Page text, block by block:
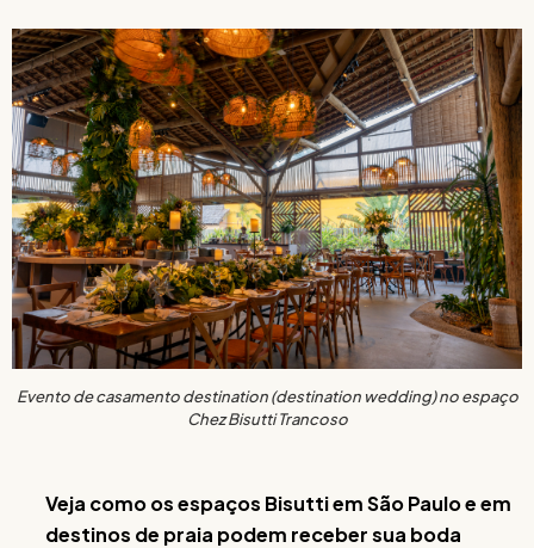
Evento de casamento destination (destination wedding) no espaço
Chez Bisutti Trancoso
Veja como os espaços Bisutti em São Paulo e em
destinos de praia podem receber sua boda